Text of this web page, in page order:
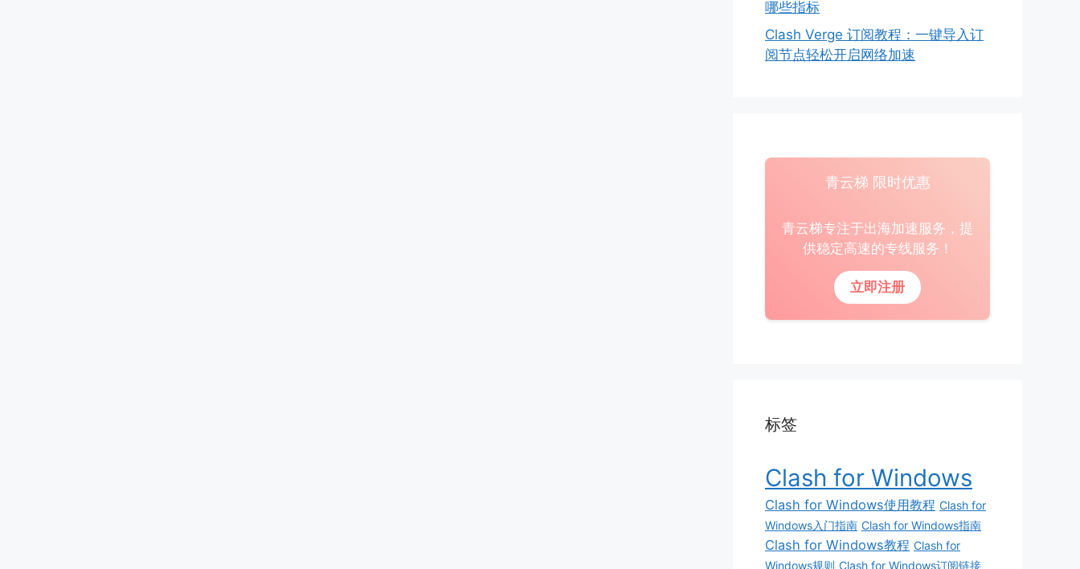
哪些指标
Clash Verge 订阅教程：一键导入订
阅节点轻松开启网络加速
青云梯 限时优惠
青云梯专注于出海加速服务，提
供稳定高速的专线服务！
立即注册
标签
Clash for Windows
Clash for Windows使用教程 Clash for
Windows入门指南 Clash for Windows指南
Clash for Windows教程 Clash for
Windows规则 Clash for Windows订阅链接